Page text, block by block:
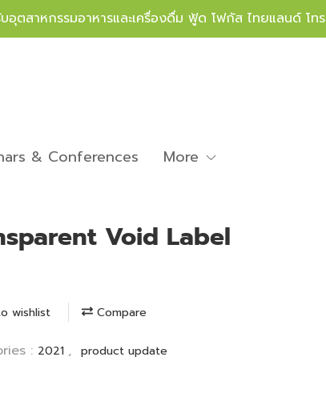
อุตสาหกรรมอาหารและเครื่องดื่ม ฟู้ด โฟกัส ไทยแลนด์ โทร
& Conferences More
Void Label
wishlist Compare
: 2021 , product update